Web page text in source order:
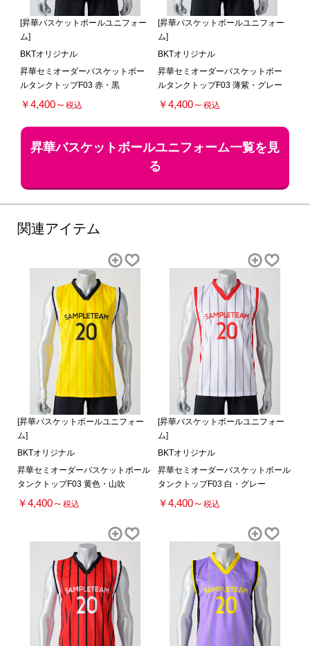
[昇華バスケットボールユニフォー
ム]
BKTオリジナル
昇華セミオーダーバスケットボー
ルタンクトップF03 赤・黒
￥4,400～ 税込
[昇華バスケットボールユニフォー
ム]
BKTオリジナル
昇華セミオーダーバスケットボー
ルタンクトップF03 薄紫・グレー
￥4,400～ 税込
昇華バスケットボールユニフォーム一覧を見
る
関連アイテム
[昇華バスケットボールユニフォー
ム]
BKTオリジナル
昇華セミオーダーバスケットボール
タンクトップF03 黄色・山吹
￥4,400～税込
[昇華バスケットボールユニフォー
ム]
BKTオリジナル
昇華セミオーダーバスケットボール
タンクトップF03 白・グレー
￥4,400～ 税込